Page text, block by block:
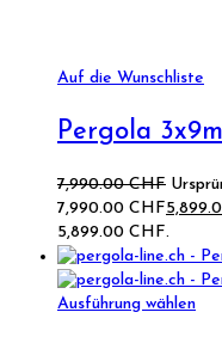
Auf die Wunschliste
Pergola 3x9m
7,990.00CHF
7,990.00 CHF
5,899.00 CHF.
Ausführung wählen